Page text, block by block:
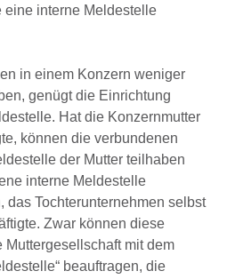
eine interne Meldestelle
in einem Konzern weniger
genügt die Einrichtung
Hat die Konzernmutter
können die verbundenen
der Mutter teilhaben
interne Meldestelle
das Tochterunternehmen selbst
Zwar können diese
Muttergesellschaft mit dem
beauftragen, die